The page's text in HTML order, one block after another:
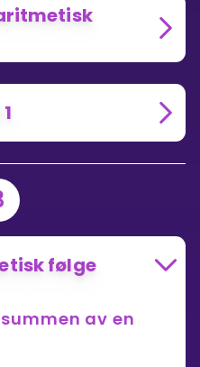
følge
av en